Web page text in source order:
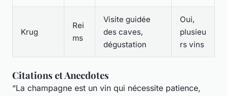
Krug
Rei
ms
Visite guidée
des caves,
dégustation
Oui,
plusieu
rs vins
Citations et Anecdotes
“La champagne est un vin qui nécessite patience,